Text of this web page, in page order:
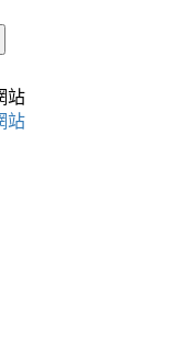
站
站